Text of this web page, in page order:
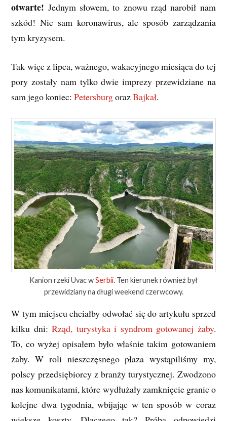
otwarte! Jednym słowem, to znowu rząd narobił nam
szkód! Nie sam koronawirus, ale sposób zarządzania
tym kryzysem.
Tak więc z lipca, ważnego, wakacyjnego miesiąca do tej
pory zostały nam tylko dwie imprezy przewidziane na
sam jego koniec:PetersburgorazBajkał.
Kanion rzeki Uvac wSerbii. Ten kierunek również był
przewidziany na długi weekend czerwcowy.
W tym miejscu chciałby odwołać się do artykułu sprzed
kilku dni:Rząd, turystyka i syndrom gotowanej żaby.
To, co wyżej opisałem było właśnie takim gotowaniem
żaby. W roli nieszczęsnego płaza wystąpiliśmy my,
polscy przedsiębiorcy z branży turystycznej. Zwodzono
nas komunikatami, które wydłużały zamknięcie granic o
kolejne dwa tygodnia, wbijając w ten sposób w coraz